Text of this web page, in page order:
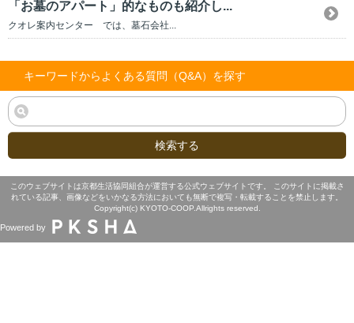
「お墓のアパート」的なものも紹介し...
クオレ案内センター では、墓石会社...
キーワードからよくある質問（Q&A）を探す
検索する
このウェブサイトは京都生活協同組合が運営する公式ウェブサイトです。 このサイトに掲載さ
れている記事、画像などをいかなる方法においても無断で複写・転載することを禁止します。
Copyright(c) KYOTO-COOP.Allrights reserved.
Powered by